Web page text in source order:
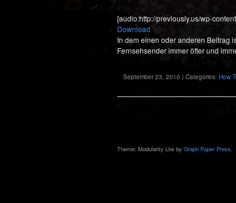
[audio:http://previously.us/wp-
Download
In dem einen oder anderen Beitrag
Fernsehsender immer öfter und
September 23, 2010 | Categories: How
Theme: Modularity Lite by Graph Paper Press